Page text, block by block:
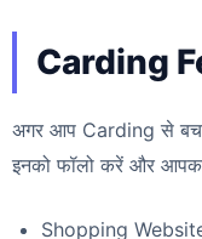
Carding
अगर आप Carding से
इनको फॉलो करें और
Shopping